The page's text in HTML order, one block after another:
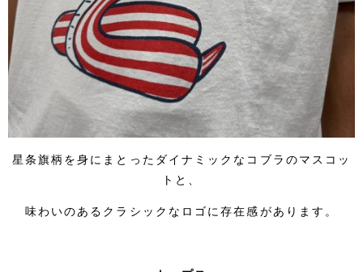
星条旗柄を身にまとったダイナミックなコブラのマスコッ
トと、
味わいのあるクラシックなロゴに存在感があります。